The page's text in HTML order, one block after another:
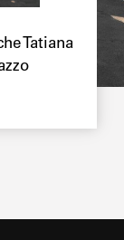
Tatiana